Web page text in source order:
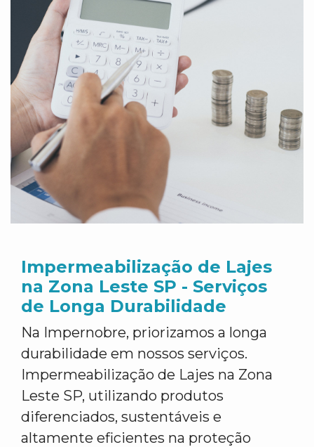
Impermeabilização de Lajes
na Zona Leste SP - Serviços
de Longa Durabilidade
Na Impernobre, priorizamos a longa
durabilidade em nossos serviços.
Impermeabilização de Lajes na Zona
Leste SP, utilizando produtos
diferenciados, sustentáveis e
altamente eficientes na proteção